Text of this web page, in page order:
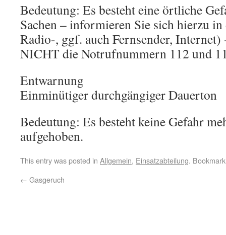
Bedeutung: Es besteht eine örtliche
Sachen – informieren Sie sich hierzu
Radio-, ggf. auch Fernsender,
NICHT die Notrufnummern 112 und
Entwarnung
Einminütiger durchgängiger Dauerton
Bedeutung: Es besteht keine Gefahr
aufgehoben.
This entry was posted in Allgemein, Einsatzabteilung.
← Gasgeruch